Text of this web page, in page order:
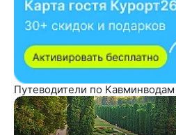
Путеводители по